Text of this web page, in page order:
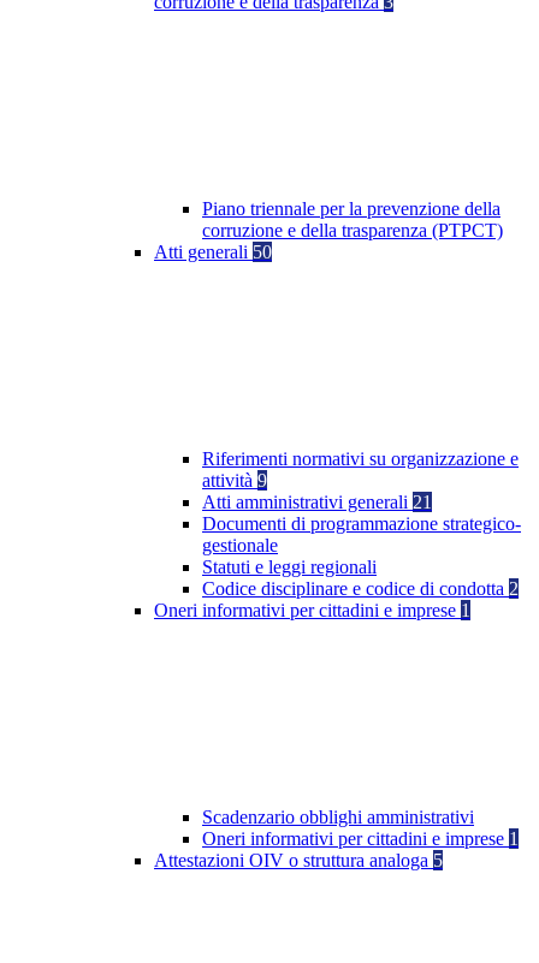
Piano triennale per la prevenzione della
corruzione e della trasparenza (PTPCT)
Atti generali 50
Riferimenti normativi su organizzazione e
attività 9
Atti amministrativi generali 21
Documenti di programmazione strategico-
gestionale
Statuti e leggi regionali
Codice disciplinare e codice di condotta 2
Oneri informativi per cittadini e imprese 1
Scadenzario obblighi amministrativi
Oneri informativi per cittadini e imprese 1
Attestazioni OIV o struttura analoga 5